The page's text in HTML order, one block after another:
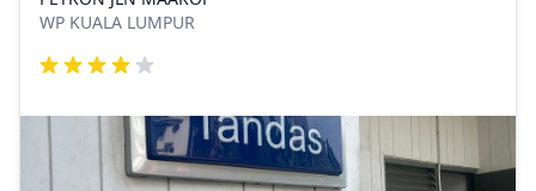
WP KUALA LUMPUR